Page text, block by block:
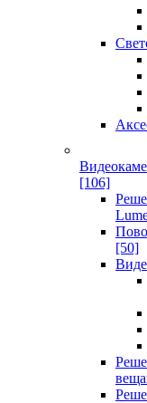
[106]
[50]